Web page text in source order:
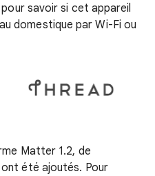
savoir si cet appareil
domestique par Wi-Fi ou
Matter 1.2, de
été ajoutés. Pour